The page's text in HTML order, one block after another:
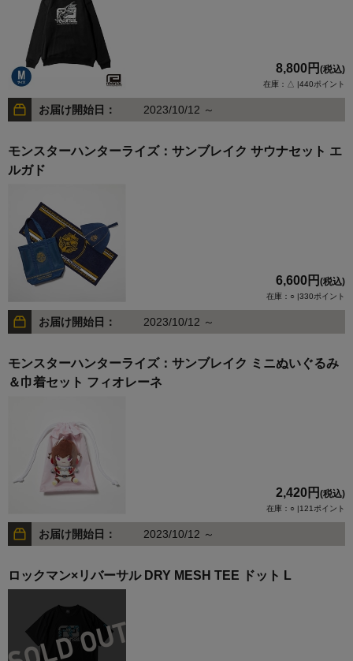
8,800円 (税込)
在庫：△ |440ポイント
お届け開始日： 2023/10/12 ～
モンスターハンターライズ：サンブレイク サウナセット エ
ルガド
6,600円 (税込)
在庫：○ |330ポイント
お届け開始日： 2023/10/12 ～
モンスターハンターライズ：サンブレイク ミニぬいぐるみ
＆巾着セット フィオレーネ
2,420円 (税込)
在庫：○ |121ポイント
お届け開始日： 2023/10/12 ～
ロックマン×リバーサル DRY MESH TEE ドット L